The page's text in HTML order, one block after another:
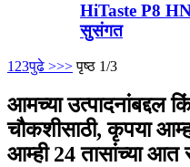
HiTaste P8
सुसंगत
1 23पुढे >>> पृष्ठ 1/3
आमच्या उत्पादनांबद्दल
चौकशीसाठी, कृपया
आम्ही 24 तासांच्या आत